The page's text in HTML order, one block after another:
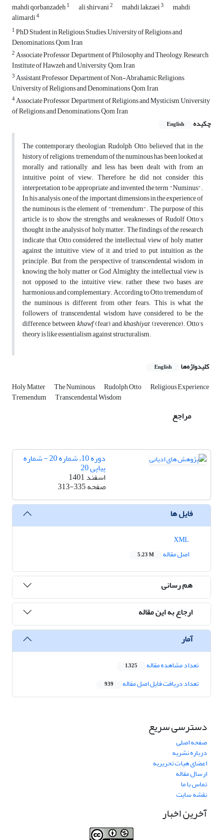
mahdi qorbanzadeh1 ali shirvani2 mahdi lakzaei3 mahdi
alimardi4
1PhD Student in Religious Studies, University of Religions and
Denominations, Qom, Iran
2Associate Professor, Department of Philosophy and Theology, Research
Institute of Hawzeh and University, Qom, Iran
3Assistant Professor, Department of Non-Abrahamic Religions,
University of Religions and Denominations, Qom, Iran
4Associate Professor, Department of Religions and Mysticism, University
of Religions and Denominations, Qom, Iran
چکیده
English
The contemporary theologian, Rudolph Otto, believed that in the
history of religions, tremendum of the numinous has been looked at
morally and rationally, and less has been dealt with from an
intuitive point of view. Therefore, he did not consider this
interpretation to be appropriate and invented the term "Numinus".
In his analysis, one of the important dimensions in the experience of
the numinous is the element of "tremendum". The purpose of this
article is to show the strengths and weaknesses of Rudolf Otto's
thought in the analysis of holy matter. The findings of the research
indicate that Otto considered the intellectual view of holy matter
against the intuitive view of it and tried to put intuition as the
principle. But from the perspective of transcendental wisdom, in
knowing the holy matter or God Almighty, the intellectual view is
not opposed to the intuitive view; rather these two bases are
harmonious and complementary. According to Otto, tremendum of
the numinous is different from other fears. This is what the
followers of transcendental wisdom have considered to be the
difference betweenkhawf(fear) andkhashiyat(reverence). Otto's
theory is like essentialism against structuralism.
کلیدواژه‌ها English
Holy Matter The Numinous Rudolph Otto Religious Experience
Tremendum Transcendental Wisdom
مراجع
دوره 10، شماره 20 - شماره
پیاپی 20
اسفند 1401
صفحه313-335
فایل ها
اصل مقاله
5.23 M
هم رسانی
ارجاع به این مقاله
آمار
تعداد مشاهده مقاله 1,325
تعداد دریافت فایل اصل مقاله 939
دسترسی سریع
صفحه اصلی
درباره نشریه
اعضای هیات تحریریه
ارسال مقاله
تماس با ما
نقشه سایت
آخرین اخبار